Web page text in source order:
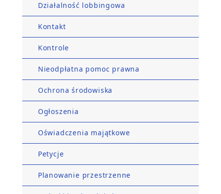
Działalność lobbingowa
Kontakt
Kontrole
Nieodpłatna pomoc prawna
Ochrona środowiska
Ogłoszenia
Oświadczenia majątkowe
Petycje
Planowanie przestrzenne